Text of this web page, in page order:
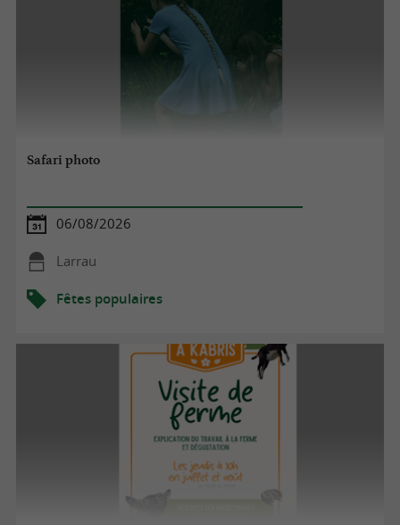
Safari photo
06/08/2026
Larrau
Fêtes populaires